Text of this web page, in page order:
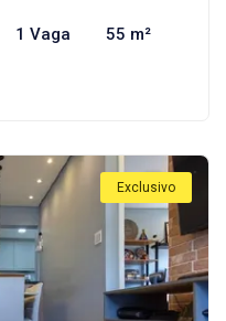
1 Vaga 55 m²
Exclusivo